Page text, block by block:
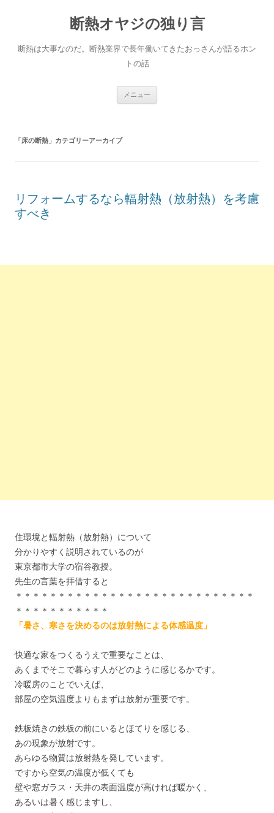
断熱オヤジの独り言
断熱は大事なのだ。断熱業界で長年働いてきたおっさんが語るホン
トの話
メニュー
「床の断熱 」カテゴリーアーカイブ
リフォームするなら輻射熱（放射熱）を考慮
すべき
住環境と輻射熱（放射熱）について
分かりやすく説明されているのが
東京都市大学の宿谷教授。
先生の言葉を拝借すると
＊＊＊＊＊＊＊＊＊＊＊＊＊＊＊＊＊＊＊＊＊＊＊＊＊＊＊＊
＊＊＊＊＊＊＊＊＊＊＊
「暑さ、寒さを決めるのは放射熱による体感温度」
快適な家をつくるうえで重要なことは、
あくまでそこで暮らす人がどのように感じるかです。
冷暖房のことでいえば、
部屋の空気温度よりもまずは放射が重要です。
鉄板焼きの鉄板の前にいるとほてりを感じる、
あの現象が放射です。
あらゆる物質は放射熱を発しています。
ですから空気の温度が低くても
壁や窓ガラス・天井の表面温度が高ければ暖かく、
あるいは暑く感じますし、